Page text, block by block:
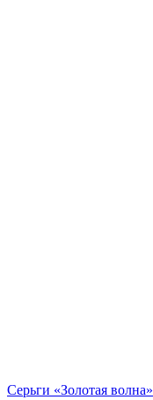
Серьги «Золотая волна»